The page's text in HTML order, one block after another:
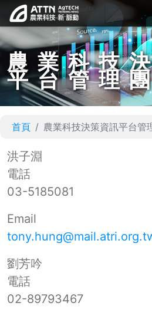
農業科技
平台管理
首頁 農業科技決策資訊平台管
洪子淵
電話
03-5185081
Email
劉芳吟
電話
02-89793467